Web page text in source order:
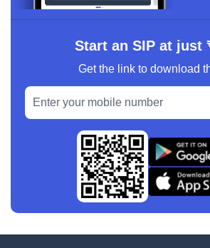
Start an SIP at just
Get the link to download